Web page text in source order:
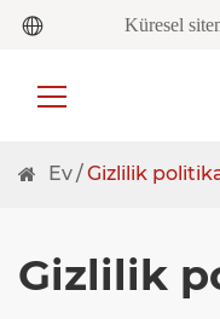
Küresel
Ev Gizlilik
Gizlilik